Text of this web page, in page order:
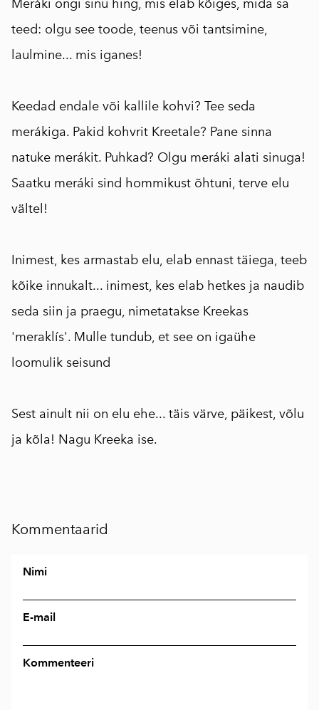
Meráki ongi sinu hing, mis elab kõiges, mida sa
teed: olgu see toode, teenus või tantsimine,
laulmine... mis iganes!
Keedad endale või kallile kohvi? Tee seda
merákiga. Pakid kohvrit Kreetale? Pane sinna
natuke merákit. Puhkad? Olgu meráki alati sinuga!
Saatku meráki sind hommikust õhtuni, terve elu
vältel!
Inimest, kes armastab elu, elab ennast täiega, teeb
kõike innukalt... inimest, kes elab hetkes ja naudib
seda siin ja praegu, nimetatakse Kreekas
'meraklís'. Mulle tundub, et see on igaühe
loomulik seisund
Sest ainult nii on elu ehe... täis värve, päikest, võlu
ja kõla! Nagu Kreeka ise.
Kommentaarid
Nimi
E-mail
Kommenteeri